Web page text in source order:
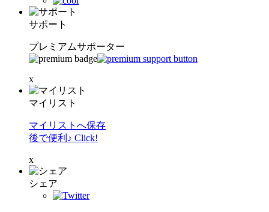
サポート
プレミアムサポーター
x
マイリスト
マイリストへ保存
後で便利♪ Click!
x
シェア